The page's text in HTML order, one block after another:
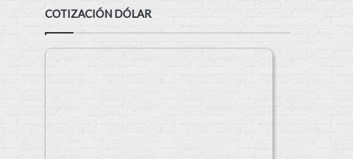
COTIZACIÓN DÓLAR